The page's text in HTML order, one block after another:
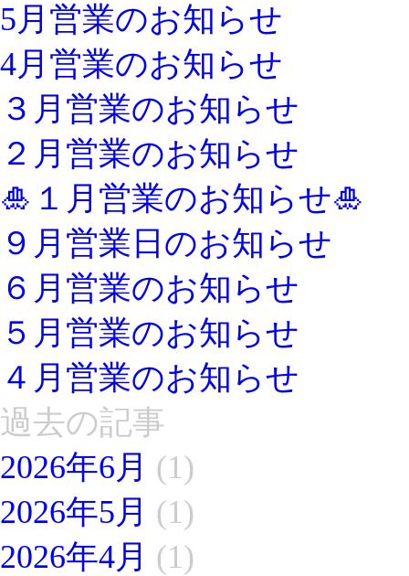
5月営業のお知らせ
4月営業のお知らせ
３月営業のお知らせ
２月営業のお知らせ
🎍１月営業のお知らせ🎍
９月営業日のお知らせ
６月営業のお知らせ
５月営業のお知らせ
４月営業のお知らせ
過去の記事
2026年6月 (1)
2026年5月 (1)
2026年4月 (1)